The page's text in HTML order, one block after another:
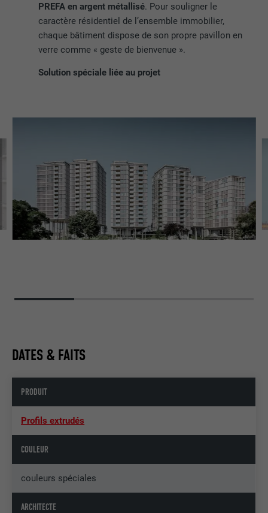
PREFA en argent métallisé. Pour souligner le
caractère résidentiel de l’ensemble immobilier,
chaque bâtiment dispose de son propre pavillon en
verre comme « geste de bienvenue ».
Solution spéciale liée au projet
DATES & FAITS
PRODUIT
Profils extrudés
COULEUR
couleurs spéciales
ARCHITECTE